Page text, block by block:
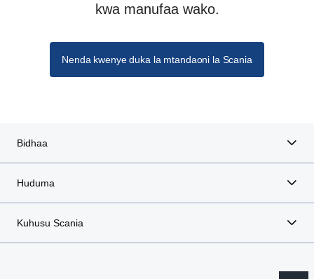
kwa manufaa wako.
Nenda kwenye duka la mtandaoni la Scania
Bidhaa
Huduma
Kuhusu Scania